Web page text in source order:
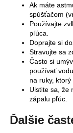
Ak máte
spúšťačom
Používajte
pľúca.
Doprajte si
Stravujte sa
Často si
používať
na ruky, ktorý
Uistite sa, že
zápalu pľúc.
Ďalšie